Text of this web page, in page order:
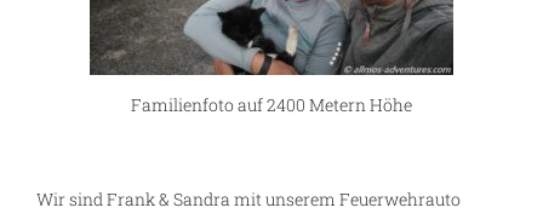
Familienfoto auf 2400 Metern Höhe
Wir sind Frank & Sandra mit unserem Feuerwehrauto